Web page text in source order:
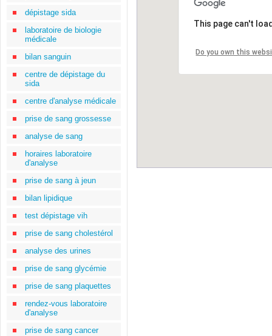
dépistage sida
laboratoire de biologie
médicale
bilan sanguin
centre de dépistage du
sida
centre d'analyse médicale
prise de sang grossesse
analyse de sang
horaires laboratoire
d'analyse
prise de sang à jeun
bilan lipidique
test dépistage vih
prise de sang cholestérol
analyse des urines
prise de sang glycémie
prise de sang plaquettes
rendez-vous laboratoire
d'analyse
prise de sang cancer
This page can't
Do you own this